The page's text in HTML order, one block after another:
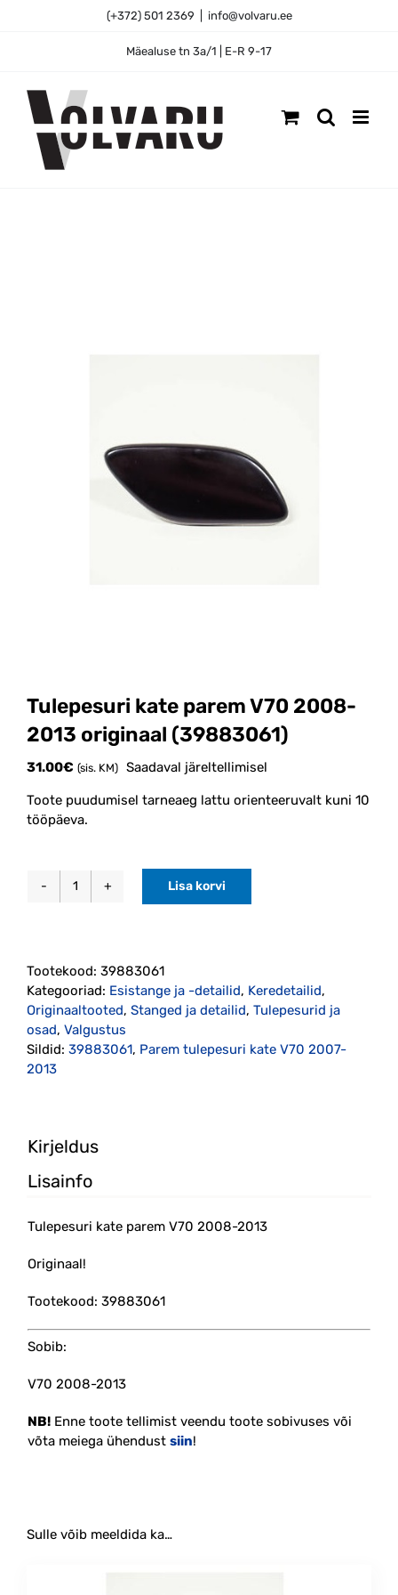
(+372) 501 2369 info@volvaru.ee
Mäealuse tn 3a/1 | E-R 9-17
Tulepesuri kate parem V70 2008-
2013 originaal (39883061)
31.00€ (sis. KM) Saadaval järeltellimisel
Toote puudumisel tarneaeg lattu orienteeruvalt kuni 10
tööpäeva.
Tulepesuri
2008-
2013
originaal
(39883061)
kogus
Lisa korvi
Tootekood: 39883061
Kategooriad: Esistange ja -detailid, Keredetailid,
Originaaltooted, Stanged ja detailid, Tulepesurid ja
osad, Valgustus
Sildid: 39883061, Parem tulepesuri kate V70 2007-
2013
Kirjeldus
Lisainfo
Tulepesuri kate parem V70 2008-2013
Originaal!
Tootekood: 39883061
Sobib:
V70 2008-2013
NB! Enne toote tellimist veendu toote sobivuses või
võta meiega ühendust siin!
Sulle võib meeldida ka…